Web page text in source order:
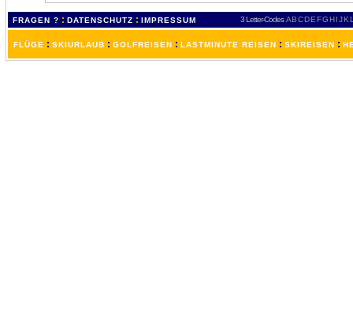
FRAGEN ? : DATENSCHUTZ : IMPRESSUM 3 Letter-Codes ABCDEFGH IJKL
FLÜGE : SKIURLAUB : GOLFREISEN : LASTMINUTE REISEN : SKIREISEN :